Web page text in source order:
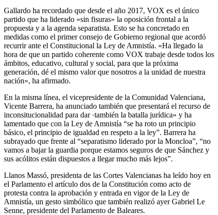
Gallardo ha recordado que desde el año 2017, VOX es el único
partido que ha liderado «sin fisuras» la oposición frontal a la
propuesta y a la agenda separatista. Esto se ha concretado en
medidas como el primer consejo de Gobierno regional que acordó
recurrir ante el Constitucional la Ley de Amnistía. «Ha llegado la
hora de que un partido coherente como VOX trabaje desde todos los
ámbitos, educativo, cultural y social, para que la próxima
generación, dé el mismo valor que nosotros a la unidad de nuestra
nación», ha afirmado.
En la misma línea, el vicepresidente de la Comunidad Valenciana,
Vicente Barrera, ha anunciado también que presentará el recurso de
inconsitucionalidad para dar ·también la batalla jurídica» y ha
lamentado que con la Ley de Amnistía “se ha roto un principio
básico, el principio de igualdad en respeto a la ley”. Barrera ha
subrayado que frente al “separatismo liderado por la Moncloa”, “no
vamos a bajar la guardia porque estamos seguros de que Sánchez y
sus acólitos están dispuestos a llegar mucho más lejos”.
Llanos Massó, presidenta de las Cortes Valencianas ha leído hoy en
el Parlamento el artículo dos de la Constitución como acto de
protesta contra la aprobación y entrada en vigor de la Ley de
Amnistía, un gesto simbólico que también realizó ayer Gabriel Le
Senne, presidente del Parlamento de Baleares.